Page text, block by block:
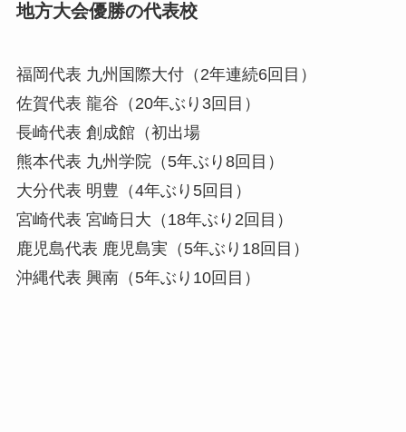
地方大会優勝の代表校
福岡代表 九州国際大付（2年連続6回目）
佐賀代表 龍谷（20年ぶり3回目）
長崎代表 創成館（初出場
熊本代表 九州学院（5年ぶり8回目）
大分代表 明豊（4年ぶり5回目）
宮崎代表 宮崎日大（18年ぶり2回目）
鹿児島代表 鹿児島実（5年ぶり18回目）
沖縄代表 興南（5年ぶり10回目）